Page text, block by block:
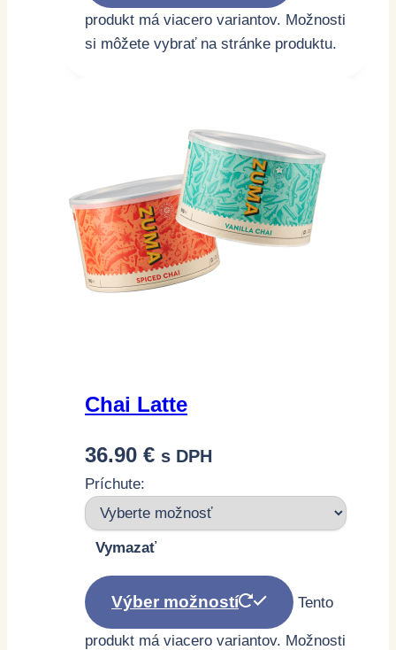
produkt má viacero variantov. Možnosti
si môžete vybrať na stránke produktu.
Chai Latte
36.90 € s DPH
Príchute:
Vymazať
Výber možností Tento
produkt má viacero variantov. Možnosti